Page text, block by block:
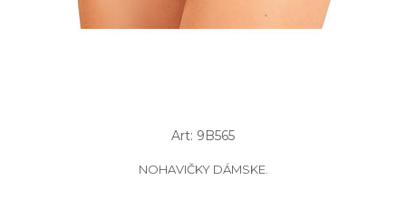
Art: 9B565
NOHAVIČKY DÁMSKE.